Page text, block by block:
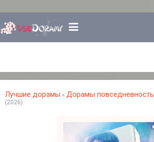
Лучшие дорамы » Дорамы повседневность
(2026)